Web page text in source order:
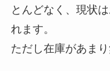
とんどなく、現状
れます。
ただし在庫があま